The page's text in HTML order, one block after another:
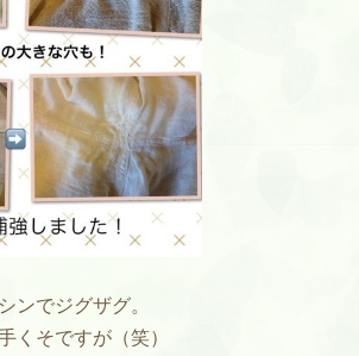
ンでジグザグ。
くそですが（笑）